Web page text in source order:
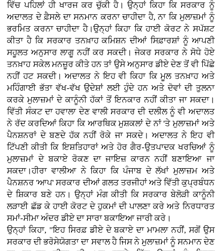
ਵਿੱਚ ਪਹਿਲਾਂ ਹੀ ਖਾਰਜ ਕਰ ਚੁੱਕੀ ਹੈ। ਉਨ੍ਹਾਂ ਕਿਹਾ ਕਿ ਸਰਕਾਰ ਨੂੰ
ਅਦਾਲਤ ਦੇ ਫ਼ੈਸਲੇ ਦਾ ਸਨਮਾਨ ਕਰਨਾ ਚਾਹੀਦਾ ਹੈ, ਨਾ ਕਿ ਮੁਲਾਜ਼ਮਾਂ ਨੂੰ
ਭਰਮਿਤ ਕਰਨਾ ਚਾਹੀਦਾ ਹੈ।ਉਨ੍ਹਾਂ ਕਿਹਾ ਕਿ ਹਾਈ ਕੋਰਟ ਨੇ ਸਪੱਸ਼ਟ
ਕੀਤਾ ਹੈ ਕਿ ਸਰਕਾਰ ਤਨਖ਼ਾਹ ਕਮਿਸ਼ਨ ਦੀਆਂ ਸਿਫ਼ਾਰਸ਼ਾਂ ਨੂੰ ਆਪਣੀ
ਸਹੂਲਤ ਅਨੁਸਾਰ ਲਾਗੂ ਨਹੀਂ ਕਰ ਸਕਦੀ। ਜੇਕਰ ਸਰਕਾਰ ਨੇ ਸੋਧੇ ਹੋਏ
ਤਨਖ਼ਾਹ ਸਕੇਲ ਮਨਜ਼ੂਰ ਕੀਤੇ ਹਨ ਤਾਂ ਉਸੇ ਅਨੁਸਾਰ ਡੀਏ ਦੇਣ ਤੋਂ ਵੀ ਪਿੱਛੇ
ਨਹੀਂ ਹਟ ਸਕਦੀ। ਅਦਾਲਤ ਨੇ ਇਹ ਵੀ ਕਿਹਾ ਕਿ ਮੂਲ ਤਨਖ਼ਾਹ ਅਤੇ
ਮਹਿੰਗਾਈ ਭੱਤਾ ਵੱਖ-ਵੱਖ ਉਦੇਸ਼ਾਂ ਲਈ ਹੁੰਦੇ ਹਨ ਅਤੇ ਦੋਵਾਂ ਦੀ ਤੁਲਨਾ
ਕਰਕੇ ਮੁਲਾਜ਼ਮਾਂ ਦੇ ਕਾਨੂੰਨੀ ਹੱਕਾਂ ਤੋਂ ਇਨਕਾਰ ਨਹੀਂ ਕੀਤਾ ਜਾ ਸਕਦਾ।
ਵਿੱਤੀ ਸੰਕਟ ਦਾ ਹਵਾਲਾ ਦੇਣ ਵਾਲੀ ਸਰਕਾਰ ਦੀ ਦਲੀਲ ਨੂੰ ਵੀ ਅਦਾਲਤ
ਨੇ ਰੱਦ ਕਰਦਿਆਂ ਕਿਹਾ ਕਿ ਆਰਥਿਕ ਮੁਸ਼ਕਲਾਂ ਦੇ ਨਾਂ 'ਤੇ ਮੁਲਾਜ਼ਮਾਂ ਅਤੇ
ਪੈਨਸ਼ਨਰਾਂ ਦੇ ਬਣਦੇ ਹੱਕ ਨਹੀਂ ਰੋਕੇ ਜਾ ਸਕਦੇ। ਅਦਾਲਤ ਨੇ ਇਹ ਵੀ
ਟਿੱਪਣੀ ਕੀਤੀ ਕਿ ਇਸ਼ਤਿਹਾਰਾਂ ਅਤੇ ਹੋਰ ਗੈਰ-ਉਤਪਾਦਕ ਖਰਚਿਆਂ ਨੂੰ
ਮੁਲਾਜ਼ਮਾਂ ਦੇ ਬਕਾਏ ਰੋਕਣ ਦਾ ਜਾਇਜ਼ ਕਾਰਨ ਨਹੀਂ ਬਣਾਇਆ ਜਾ
ਸਕਦਾ।ਹੀਰਾ ਵਾਲੀਆ ਨੇ ਕਿਹਾ ਕਿ ਪੰਜਾਬ ਦੇ ਲੱਖਾਂ ਮੁਲਾਜ਼ਮ ਅਤੇ
ਪੈਨਸ਼ਨਰ 'ਆਪ' ਸਰਕਾਰ ਦੀਆਂ ਗਲਤ ਤਰਜੀਹਾਂ ਅਤੇ ਵਿੱਤੀ ਕੁਪ੍ਰਬੰਧਨ
ਦੇ ਸ਼ਿਕਾਰ ਬਣੇ ਹਨ। ਉਨ੍ਹਾਂ ਮੰਗ ਕੀਤੀ ਕਿ ਸਰਕਾਰ ਬੇਲੋੜੀ ਕਾਨੂੰਨੀ
ਲੜਾਈ ਛੱਡ ਕੇ ਹਾਈ ਕੋਰਟ ਦੇ ਹੁਕਮਾਂ ਦੀ ਪਾਲਣਾ ਕਰੇ ਅਤੇ ਨਿਰਧਾਰਤ
ਸਮਾਂ-ਸੀਮਾ ਅੰਦਰ ਡੀਏ ਦਾ ਸਾਰਾ ਬਕਾਇਆ ਜਾਰੀ ਕਰੇ।
ਉਨ੍ਹਾਂ ਕਿਹਾ, "ਇਹ ਸਿਰਫ਼ ਡੀਏ ਦੇ ਬਕਾਏ ਦਾ ਮਾਮਲਾ ਨਹੀਂ, ਸਗੋਂ ਉਸ
ਸਰਕਾਰ ਦੀ ਭਰੋਸੇਯੋਗਤਾ ਦਾ ਸਵਾਲ ਹੈ ਜਿਸ ਨੇ ਮੁਲਾਜ਼ਮਾਂ ਨੂੰ ਸਨਮਾਨ ਦੇਣ